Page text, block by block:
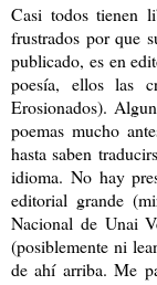
Casi todos tienen
frustrados por que
publicado, es en
poesía, ellos las
Erosionados).
poemas mucho
hasta saben
idioma. No hay
editorial grande
Nacional de Unai
(posiblemente ni
de ahí arriba. Me